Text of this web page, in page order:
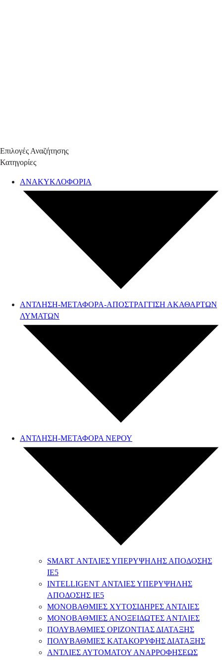
Επιλογές Αναζήτησης
Κατηγορίες
ΑΝΑΚΥΚΛΟΦΟΡΙΑ
ΑΝΤΛΗΣΗ-ΜΕΤΑΦΟΡΑ-ΑΠΟΣΤΡΑΓΓΙΣΗ ΑΚΑΘΑΡΤΩΝ
ΛΥΜΑΤΩΝ
ΑΝΤΛΗΣΗ-ΜΕΤΑΦΟΡΑ ΝΕΡΟΥ
SMART ΑΝΤΛΙΕΣ ΥΠΕΡΥΨΗΛΗΣ ΑΠΟΔΟΣΗΣ
ΙΕ5
INTELLIGENT ΑΝΤΛΙΕΣ ΥΠΕΡΥΨΗΛΗΣ
ΑΠΟΔΟΣΗΣ ΙΕ5
ΜΟΝΟΒΑΘΜΙΕΣ ΧΥΤΟΣΙΔΗΡΕΣ ΑΝΤΛΙΕΣ
ΜΟΝΟΒΑΘΜΙΕΣ ΑΝΟΞΕΙΔΩΤΕΣ ΑΝΤΛΙΕΣ
ΠΟΛΥΒΑΘΜΙΕΣ ΟΡΙΖΟΝΤΙΑΣ ΔΙΑΤΑΞΗΣ
ΠΟΛΥΒΑΘΜΙΕΣ ΚΑΤΑΚΟΡΥΦΗΣ ΔΙΑΤΑΞΗΣ
ΑΝΤΛΙΕΣ ΑΥΤΟΜΑΤΟΥ ΑΝΑΡΡΟΦΗΣΕΩΣ